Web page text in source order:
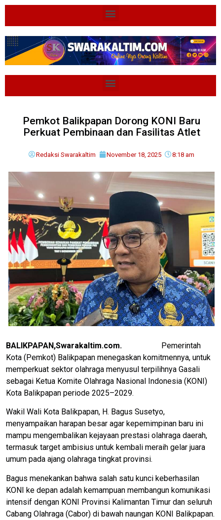
Pemkot Balikpapan Dorong KONI Baru
Perkuat Pembinaan dan Fasilitas Atlet
Redaksi Swarakaltim November 18, 2025 8:18 am
BALIKPAPAN,Swarakaltim.com.
Pemerintah
Kota (Pemkot) Balikpapan menegaskan komitmennya, untuk
memperkuat sektor olahraga menyusul terpilihnya Gasali
sebagai Ketua Komite Olahraga Nasional Indonesia (KONI)
Kota Balikpapan periode 2025–2029.
Wakil Wali Kota Balikpapan, H. Bagus Susetyo,
menyampaikan harapan besar agar kepemimpinan baru ini
mampu mengembalikan kejayaan prestasi olahraga daerah,
termasuk target ambisius untuk kembali meraih gelar juara
umum pada ajang olahraga tingkat provinsi.
Bagus menekankan bahwa salah satu kunci keberhasilan
KONI ke depan adalah kemampuan membangun komunikasi
intensif dengan KONI Provinsi Kalimantan Timur dan seluruh
Cabang Olahraga (Cabor) di bawah naungan KONI Balikpapan.